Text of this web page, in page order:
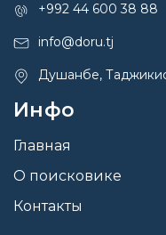
+992 44 600 38 88
info@doru.tj
Душанбе,
Инфо
Главная
О поисковике
Контакты